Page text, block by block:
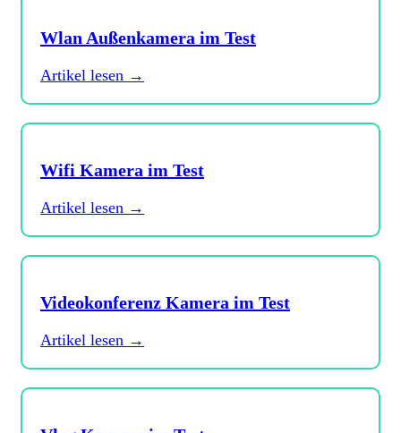
Wlan Außenkamera im Test
Artikel lesen →
Wifi Kamera im Test
Artikel lesen →
Videokonferenz Kamera im Test
Artikel lesen →